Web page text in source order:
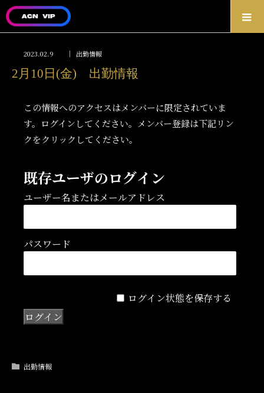
2023.02.9 出勤情報
2月10日(金) 出勤情報
この情報へのアクセスはメンバーに限定されていま
す。ログインしてください。メンバー登録は下記リン
クをクリックしてください。
既存ユーザのログイン
ユーザー名またはメールアドレス
パスワード
ログイン状態を保存する
出勤情報